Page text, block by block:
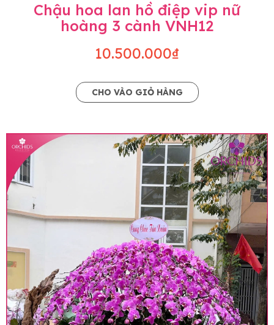
Chậu hoa lan hồ điệp vip nữ
hoàng 3 cành VNH12
10.500.000₫
CHO VÀO GIỎ HÀNG